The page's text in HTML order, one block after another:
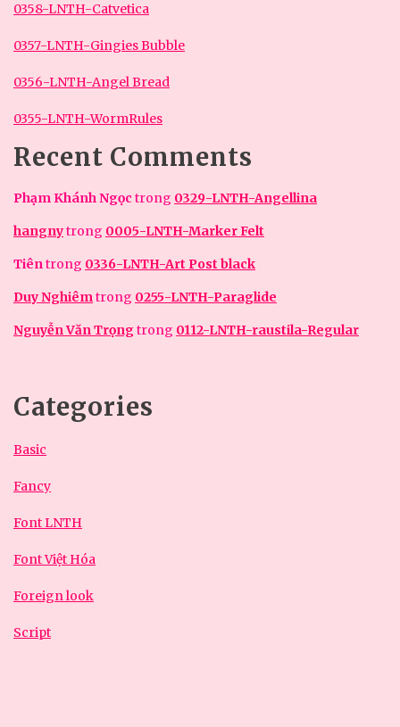
0358-LNTH-Catvetica
0357-LNTH-Gingies Bubble
0356-LNTH-Angel Bread
0355-LNTH-WormRules
Recent Comments
Phạm Khánh Ngọc trong 0329-LNTH-Angellina
hangnytrong 0005-LNTH-Marker Felt
Tiêntrong 0336-LNTH-Art Post black
Duy Nghiêmtrong 0255-LNTH-Paraglide
Nguyễn Văn Trọngtrong 0112-LNTH-raustila-Regular
Categories
Basic
Fancy
Font LNTH
Font Việt Hóa
Foreign look
Script